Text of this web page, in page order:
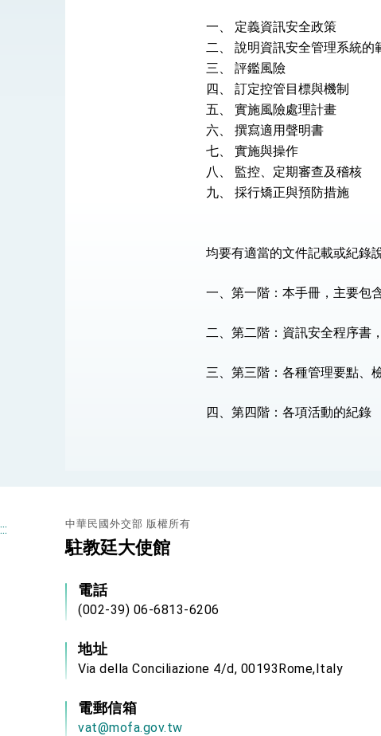
總統接受「法新社」（AFP）專訪內容
外交部長林佳龍於《外交事務》撰文指出：自
總統主持「台美經濟繁榮夥伴對話」記者會
外交部長林佳龍接受印尼「時代雜誌」專訪，
副總統接見美參議員蓋耶哥 強調美國是臺灣
外交部長林佳龍接見美國智庫「德國馬歇爾基
外交部長林佳龍主持第35次「參與亞太經濟合
民調顯示多數國人滿意政府外交表現，高度支
我國政府將在美國亞利桑納州設立「駐鳳凰城
一、 定義資訊安全政策
二、 說明資訊安全管理系統的
三、 評鑑風險
四、 訂定控管目標與機制
五、 實施風險處理計畫
六、 撰寫適用聲明書
七、 實施與操作
八、 監控、定期審查及稽核
九、 採行矯正與預防措施
均要有適當的文件記載或紀錄
一、第一階：本手冊，主要包
二、第二階：資訊安全程序書
三、第三階：各種管理要點、
四、第四階：各項活動的紀錄
::: 中華民國外交部 版權所有
駐教廷大使館
電話
(002-39) 06-6813-6206
地址
Via della Conciliazione 4/d, 00193Rome,Italy
電郵信箱
vat@mofa.gov.tw